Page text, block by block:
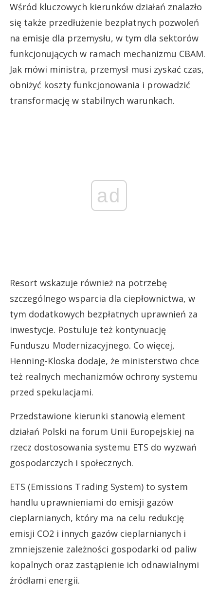
Wśród kluczowych kierunków działań znalazło
się także przedłużenie bezpłatnych pozwoleń
na emisje dla przemysłu, w tym dla sektorów
funkcjonujących w ramach mechanizmu CBAM.
Jak mówi ministra, przemysł musi zyskać czas,
obniżyć koszty funkcjonowania i prowadzić
transformację w stabilnych warunkach.
ad
Resort wskazuje również na potrzebę
szczególnego wsparcia dla ciepłownictwa, w
tym dodatkowych bezpłatnych uprawnień za
inwestycje. Postuluje też kontynuację
Funduszu Modernizacyjnego. Co więcej,
Henning-Kloska dodaje, że ministerstwo chce
też realnych mechanizmów ochrony systemu
przed spekulacjami.
Przedstawione kierunki stanowią element
działań Polski na forum Unii Europejskiej na
rzecz dostosowania systemu ETS do wyzwań
gospodarczych i społecznych.
ETS (Emissions Trading System) to system
handlu uprawnieniami do emisji gazów
cieplarnianych, który ma na celu redukcję
emisji CO2 i innych gazów cieplarnianych i
zmniejszenie zależności gospodarki od paliw
kopalnych oraz zastąpienie ich odnawialnymi
źródłami energii.